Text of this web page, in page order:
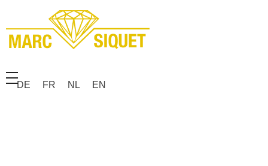
DE FR NL EN